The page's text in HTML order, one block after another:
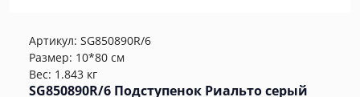
Артикул: SG850890R/6
Размер: 10*80 см
Вес: 1.843 кг
SG850890R/6 Подступенок Риальто серый